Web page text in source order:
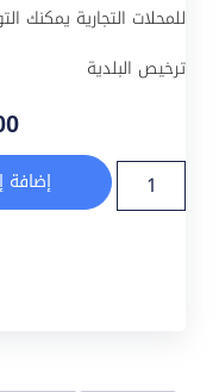
للمحلات التجارية يمكنك
ترخيص البلدية
إضافة